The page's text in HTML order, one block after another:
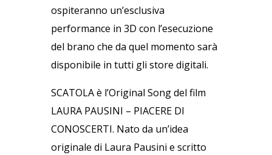
ospiteranno un’esclusiva
performance in 3D con l’esecuzione
del brano che da quel momento sarà
disponibile in tutti gli store digitali.
SCATOLA è l’Original Song del film
LAURA PAUSINI – PIACERE DI
CONOSCERTI. Nato da un’idea
originale di Laura Pausini e scritto